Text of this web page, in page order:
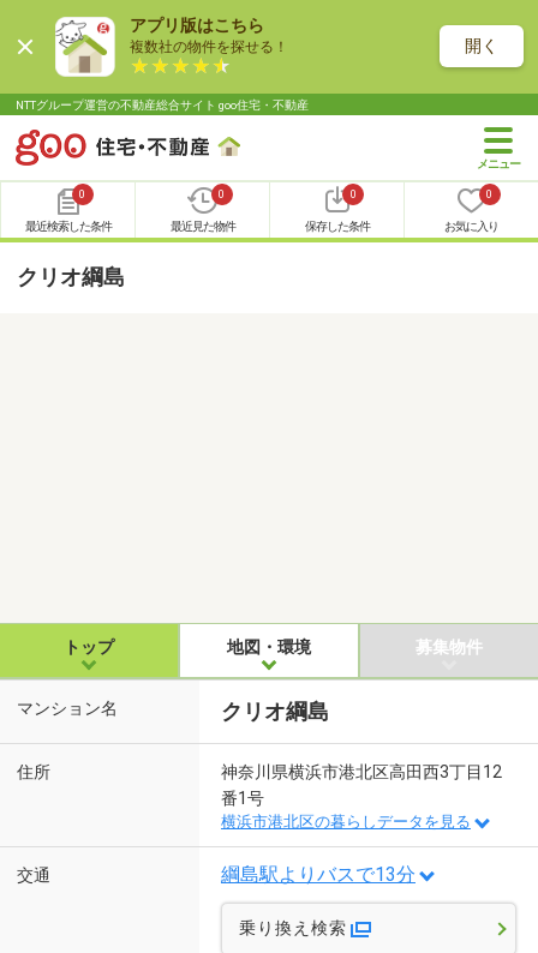
アプリ版はこちら
複数社の物件を探せる！ 開く
NTTグループ運営の不動産総合サイト goo住宅・不動産
0
最近検索した条件
0
最近見た物件
0
保存した条件
0
お気に入り
クリオ綱島
トップ 地図・環境 募集物件
マンション名 クリオ綱島
住所
神奈川県横浜市港北区高田西3丁目12
番1号
横浜市港北区の暮らしデータを見る
交通 綱島駅よりバスで13分
乗り換え検索